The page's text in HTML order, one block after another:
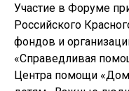
Участие в Форуме
Российского
фондов и
«Справедливая
Центра помощи